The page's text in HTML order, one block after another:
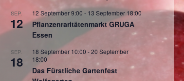
SEP.
12
12 September 9:00 - 13 September 18:00
Pflanzenraritätenmarkt GRUGA
Essen
SEP.
18
18 September 10:00 -20 September
18:00
Das Fürstliche Gartenfest